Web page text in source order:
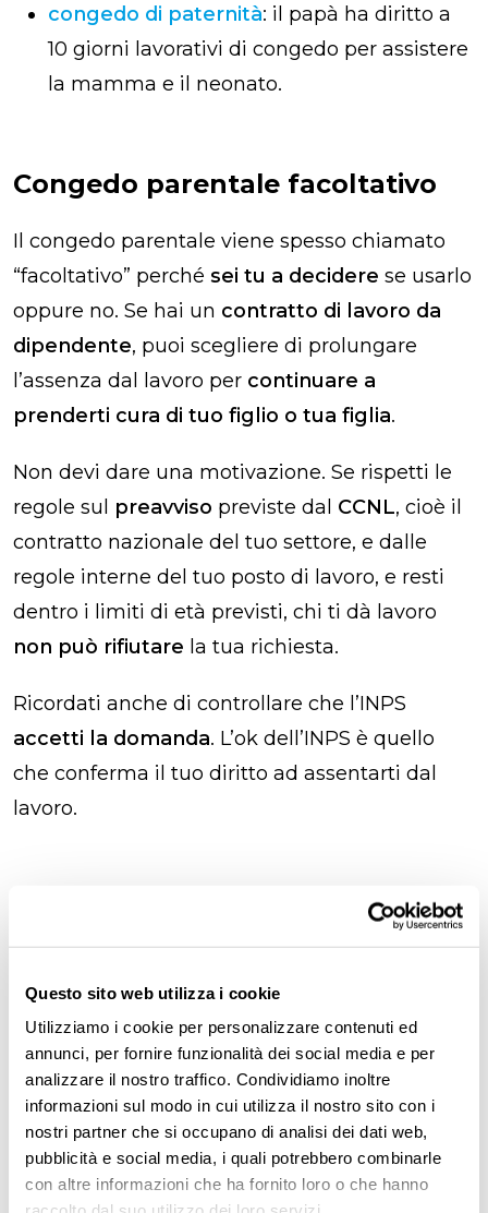
Questo sito web utilizza i cookie
Utilizziamo i cookie per personalizzare contenuti ed
annunci, per fornire funzionalità dei social media e per
analizzare il nostro traffico. Condividiamo inoltre
informazioni sul modo in cui utilizza il nostro sito con i
nostri partner che si occupano di analisi dei dati web,
pubblicità e social media, i quali potrebbero combinarle
con altre informazioni che ha fornito loro o che hanno
congedo di paternità: il papà ha diritto a
10 giorni lavorativi di congedo per assistere
la mamma e il neonato.
Congedo parentale facoltativo
Il congedo parentale viene spesso chiamato
“facoltativo” perché sei tu a decidere se usarlo
oppure no. Se hai un contratto di lavoro da
dipendente, puoi scegliere di prolungare
l’assenza dal lavoro per continuare a
prenderti cura di tuo figlio o tua figlia.
Non devi dare una motivazione. Se rispetti le
regole sul preavviso previste dal CCNL, cioè il
contratto nazionale del tuo settore, e dalle
regole interne del tuo posto di lavoro, e resti
dentro i limiti di età previsti, chi ti dà lavoro
non può rifiutare la tua richiesta.
Ricordati anche di controllare che l’INPS
accetti la domanda. L’ok dell’INPS è quello
che conferma il tuo diritto ad assentarti dal
lavoro.
Congedo parentale: quante
ore, giorni o mesi​?
Anche se la legge e l’INPSparlano di mesi,
puoispezzareil congedo parentale per
adattarlo meglio ai bisogni di tuo figlio o tua
figlia, anche in caso diadozione. Puoi quindi
scegliere se restare a casa permesi interi, per
singole giornate
oppure per poche ore